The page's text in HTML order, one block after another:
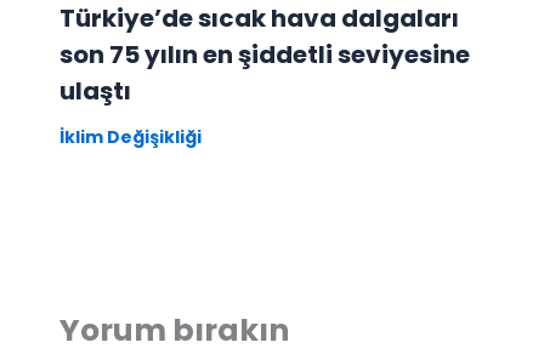
Türkiye’de sıcak hava dalgaları
son 75 yılın en şiddetli seviyesine
ulaştı
İklim Değişikliği
Yorum bırakın